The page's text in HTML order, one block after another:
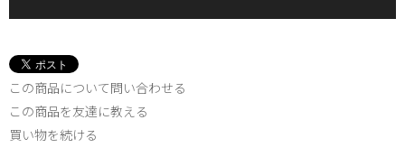
この商品について問い合わせる
この商品を友達に教える
買い物を続ける